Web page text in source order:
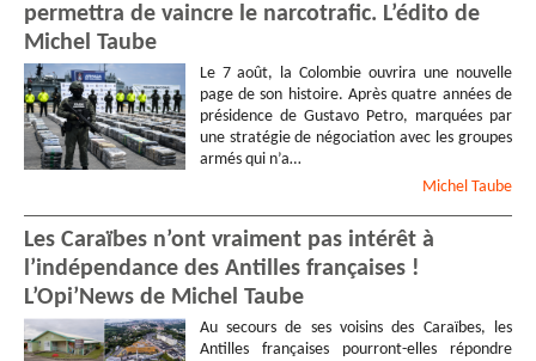
permettra de vaincre le narcotrafic. L’édito de
Michel Taube
Le 7 août, la Colombie ouvrira une nouvelle
page de son histoire. Après quatre années de
présidence de Gustavo Petro, marquées par
une stratégie de négociation avec les groupes
armés qui n’a…
Michel Taube
Les Caraïbes n’ont vraiment pas intérêt à
l’indépendance des Antilles françaises !
L’Opi’News de Michel Taube
Au secours de ses voisins des Caraïbes, les
Antilles françaises pourront-elles répondre